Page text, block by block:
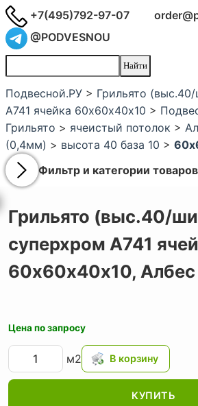
+7(495)792-97-07
@PODVESNOU
Подвесной.РУ > Грильято
А741 ячейка 60х60х40х10 >
Грильято > ячеистый потолок >
(0,4мм) > высота 40 база 10 >
Фильтр и категории товаров
Грильято (выс.40/
суперхром А741
60х60х40х10, Албес
Цена по запросу
м2
КУПИТЬ